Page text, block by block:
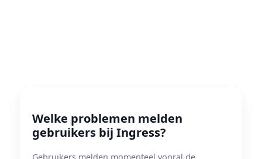
Welke problemen melden
gebruikers bij Ingress?